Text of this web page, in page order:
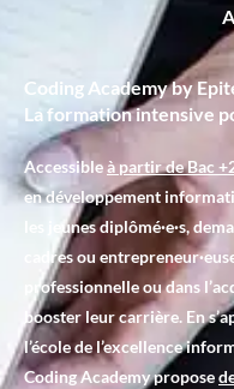
Coding Academy by
La formation intensive
Accessibleà partir de Bac
en développement
les jeunes diplômé·e·s,
cadres ou
professionnelle ou dans
booster leur carrière. En
l’école de l’excellence
Coding Academy propose